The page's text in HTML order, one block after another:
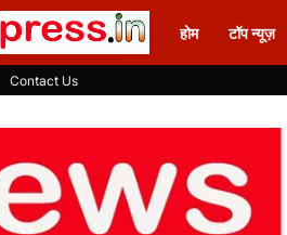
होम टॉप न्यूज़
Contact Us